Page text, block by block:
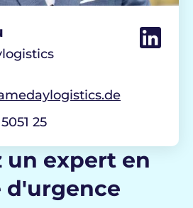
25
un expert en